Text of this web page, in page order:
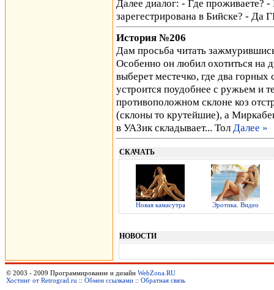
Далее диалог: - Где проживаете?
зарегестрирована в Бийске? -
История №206
Дам просьба читать
Особенно он любил охотиться на
выберет местечко, где два горных
устроится поудобнее с ружьем и
противоположном склоне коз
(склоны то крутейшие), а
в УАЗик складывает... Тол Далее »
СКАЧАТЬ
Новая камасутра Эротика. Видео
НОВОСТИ
© 2003 - 2009 Программирование и дизайн WebZona.RU
Хостинг от Retrograd.ru :: Обмен ссылками :: Обратная связь